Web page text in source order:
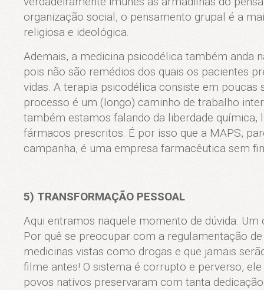
organização social, o pensamento grupal é a
religiosa e ideológica.
Ademais, a medicina psicodélica também anda
pois não são remédios dos quais os pacientes
vidas. A terapia psicodélica consiste em poucas
processo é um (longo) caminho de trabalho
também estamos falando da liberdade química,
fármacos prescritos. É por isso que a MAPS,
campanha, é uma empresa farmacêutica sem
5) TRANSFORMAÇÃO PESSOAL
Aqui entramos naquele momento de dúvida.
Por quê se preocupar com a regulamentação
medicinas vistas como drogas e que jamais
filme antes! O sistema é corrupto e perverso,
povos nativos preservaram com tanta